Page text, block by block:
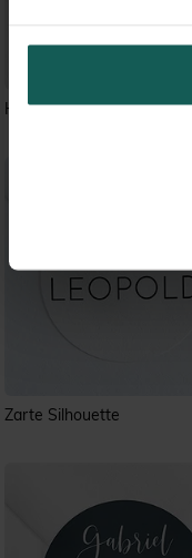
Happiness
Zarte Silhouette